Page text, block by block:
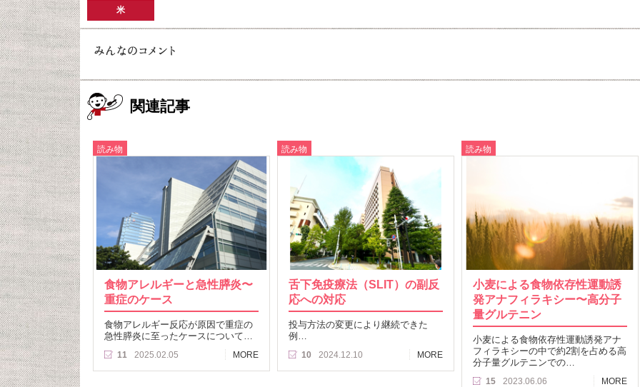
米
関連記事
読み物
食物アレルギーと急性膵炎〜
重症のケース
食物アレルギー反応が原因で重症の
急性膵炎に至ったケースについて…
11 2025.02.05 MORE
読み物
舌下免疫療法（SLIT）の副反
応への対応
投与方法の変更により継続できた
例…
10 2024.12.10 MORE
読み物
小麦による食物依存性運動誘
発アナフィラキシー〜高分子
量グルテニン
小麦による食物依存性運動誘発アナ
フィラキシーの中で約2割を占める高
分子量グルテニンでの…
15 2023.06.06
MORE